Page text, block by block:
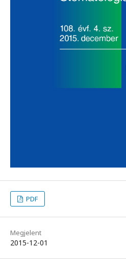
PDF
Megjelent
2015-12-01